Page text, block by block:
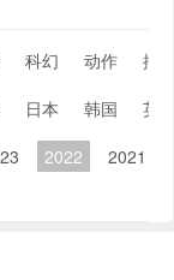
科幻 动作
搞
日本 韩国
英
2022 2021